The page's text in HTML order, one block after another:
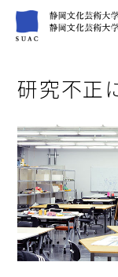
研究不正